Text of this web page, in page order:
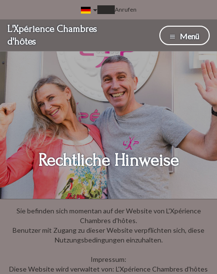
Anrufen
L'Xpérience Chambres
d'hôtes
Menü
Rechtliche Hinweise
Sie befinden sich momentan auf der Website von L'Xpérience
Chambres d'hôtes.
Benutzer mit Zugang zu dieser Website verpflichten sich, diese
Nutzungsbedingungen einzuhalten.
Impressum:
Diese Website wird verwaltet von: L'Xpérience Chambres d'hôtes